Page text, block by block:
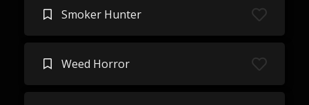
Smoker Hunter
Weed Horror